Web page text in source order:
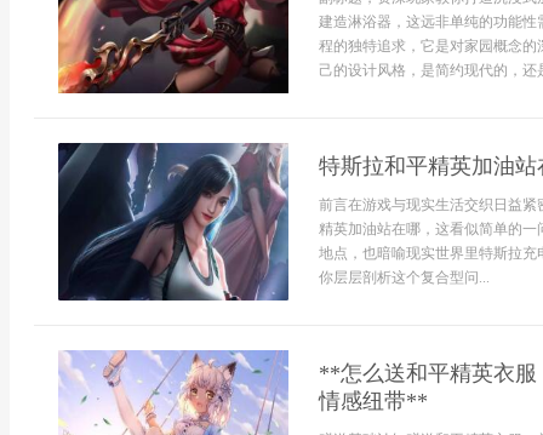
建造淋浴器，这远非单纯的功能
程的独特追求，它是对家园概念
己的设计风格，是简约现代的，还
特斯拉和平精英加油
前言在游戏与现实生活交织日益
精英加油站在哪，这看似简单的
地点，也暗喻现实世界里特斯拉
你层层剖析这个复合型问...
**怎么送和平精英衣
情感纽带**